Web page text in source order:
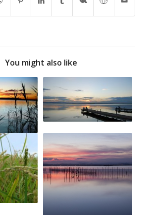
You might also like